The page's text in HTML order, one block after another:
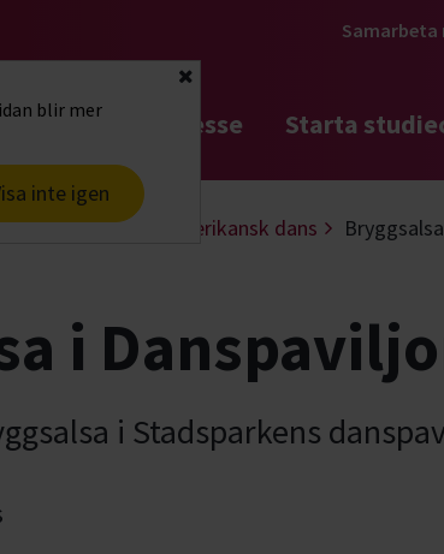
blir mer
inte igen
Stäng
Samarbeta
startsidaHitta intresse Starta
& rörelse Latinamerikansk dans
i
i Stadsparkens